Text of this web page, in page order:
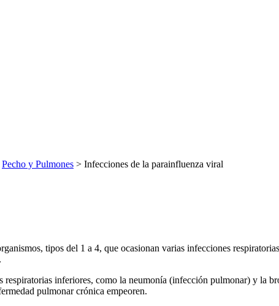
Pecho y Pulmones > Infecciones de la parainfluenza viral
tipos del 1 a 4, que ocasionan varias infecciones
respiratorias inferiores, como la neumonía (infección pulmonar) y la
pulmonar crónica empeoren.